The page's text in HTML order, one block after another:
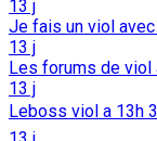
13 j
Je fais un viol
13 j
Les forums de viol
13 j
Leboss viol a 13h 3